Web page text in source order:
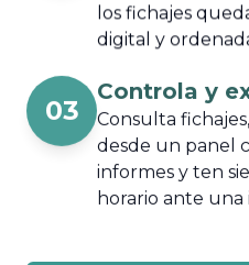
los fichajes
digital y
03
Controla y
Consulta
desde un panel
informes y ten
horario ante una